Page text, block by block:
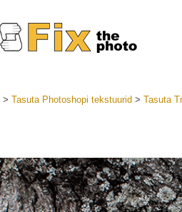
Parima
Mobiili
> Tasuta Photoshopi tekstuurid > Tasuta